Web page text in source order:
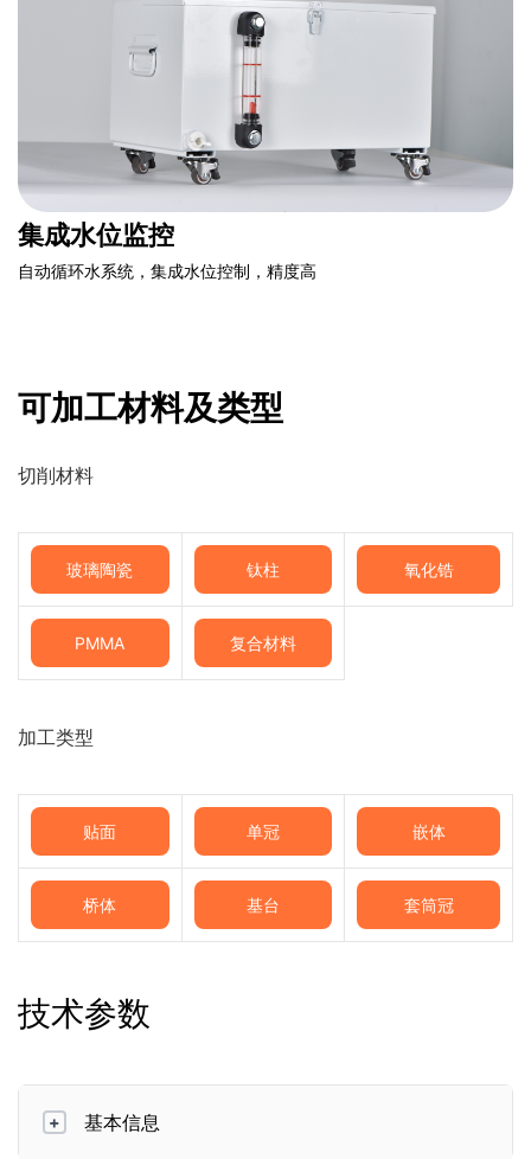
集成水位监控
自动循环水系统，集成水位控制，精度高
可加工材料及类型
切削材料
玻璃陶瓷 钛柱 氧化锆
PMMA 复合材料
加工类型
贴面 单冠 嵌体
桥体 基台 套筒冠
技术参数
+ 基本信息